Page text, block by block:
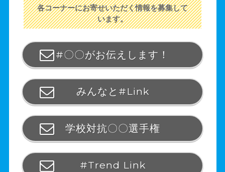
各コーナーにお寄せいただく情報を募集して
います。
#〇〇がお伝えします！
みんなと#Link
学校対抗〇〇選手権
#Trend Link